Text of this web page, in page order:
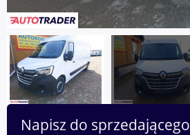
Napisz do sprzedającego